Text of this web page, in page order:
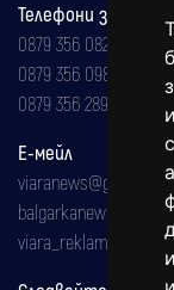
Телефони за
0879 356 082
0879 356 098
0879 356 289
Е-мейл
viaranews@gmail.com